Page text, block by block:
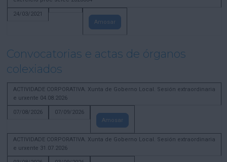
24/03/2021
Amosar
Convocatorias e actas de órganos
colexiados
ACTIVIDADE CORPORATIVA. Xunta de Goberno Local. Sesión extraordinaria
e urxente 04.08.2026
07/08/2026
07/09/2026
Amosar
ACTIVIDADE CORPORATIVA. Xunta de Goberno Local. Sesión extraordinaria
e urxente 31.07.2026